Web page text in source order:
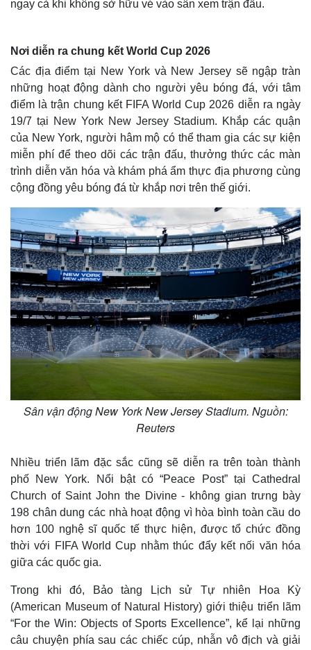
Thế giới
Quan sát
Cuộc sống đó đây
Hồ sơ
Multimedia
Video
Ảnh
E-Magazine
ngay cả khi không sở hữu vé vào sân xem trận đấu.
Nơi diễn ra chung kết World Cup 2026
Các địa điểm tại New York và New Jersey sẽ ngập tràn
những hoạt động dành cho người yêu bóng đá, với tâm
điểm là trận chung kết FIFA World Cup 2026 diễn ra ngày
19/7 tại New York New Jersey Stadium. Khắp các quận
của New York, người hâm mộ có thể tham gia các sự kiện
miễn phí để theo dõi các trận đấu, thưởng thức các màn
trình diễn văn hóa và khám phá ẩm thực địa phương cùng
cộng đồng yêu bóng đá từ khắp nơi trên thế giới.
Sân vận động New York New Jersey Stadium. Nguồn:
Reuters
Nhiều triển lãm đặc sắc cũng sẽ diễn ra trên toàn thành
phố New York. Nổi bật có “Peace Post” tại Cathedral
Church of Saint John the Divine - không gian trưng bày
198 chân dung các nhà hoạt động vì hòa bình toàn cầu do
hơn 100 nghệ sĩ quốc tế thực hiện, được tổ chức đồng
thời với FIFA World Cup nhằm thúc đẩy kết nối văn hóa
giữa các quốc gia.
Trong khi đó, Bảo tàng Lịch sử Tự nhiên Hoa Kỳ
(American Museum of Natural History) giới thiệu triển lãm
“For the Win: Objects of Sports Excellence”, kể lại những
câu chuyện phía sau các chiếc cúp, nhẫn vô địch và giải